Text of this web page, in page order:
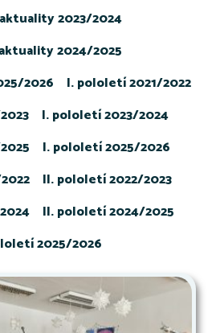
2023/2024
2024/2025
2026
I. pololetí 2021/2022
I. pololetí 2023/2024
I. pololetí 2025/2026
II. pololetí 2022/2023
II. pololetí 2024/2025
2025/2026